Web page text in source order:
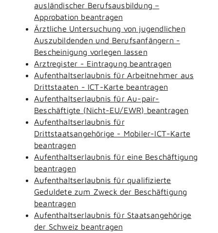
ausländischer Berufsausbildung –
Approbation beantragen
Ärztliche Untersuchung von jugendlichen
Auszubildenden und Berufsanfängern -
Bescheinigung vorlegen lassen
Arztregister - Eintragung beantragen
Aufenthaltserlaubnis für Arbeitnehmer aus
Drittstaaten - ICT-Karte beantragen
Aufenthaltserlaubnis für Au-pair-
Beschäftigte (Nicht-EU/EWR) beantragen
Aufenthaltserlaubnis für
Drittstaatsangehörige - Mobiler-ICT-Karte
beantragen
Aufenthaltserlaubnis für eine Beschäftigung
beantragen
Aufenthaltserlaubnis für qualifizierte
Geduldete zum Zweck der Beschäftigung
beantragen
Aufenthaltserlaubnis für Staatsangehörige
der Schweiz beantragen